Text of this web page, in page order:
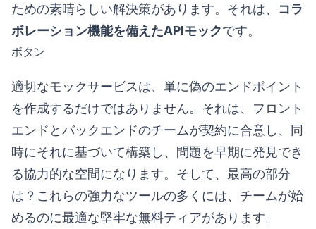
ための素晴らしい解決策があります。それは、 コラ
ボレーション機能を備えたAPIモックです。
ボタン
適切なモックサービスは、単に偽のエンドポイント
を作成するだけではありません。それは、フロント
エンドとバックエンドのチームが契約に合意し、同
時にそれに基づいて構築し、問題を早期に発見でき
る協力的な空間になります。そして、最高の部分
は？これらの強力なツールの多くには、チームが始
めるのに最適な堅牢な無料ティアがあります。